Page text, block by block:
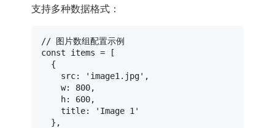
支持多种数据格式：
// 图片数组配置示例
const items = [
  {
src: 'image1.jpg' ,
w: 800,
h: 600,
title:
'Image 1'
  },